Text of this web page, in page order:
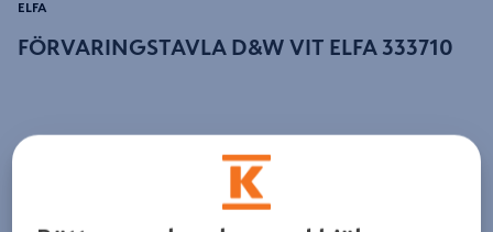
FÖRVARINGSTAVLA D&W VIT ELFA 333710
ELFA